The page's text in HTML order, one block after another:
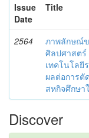
Issue
Date
Title
2564
ภาพลักษณ์
ศิลปศาสตร์
เทคโนโลยี
ผลต่อการตั
สหกิจศึกษา
Discover